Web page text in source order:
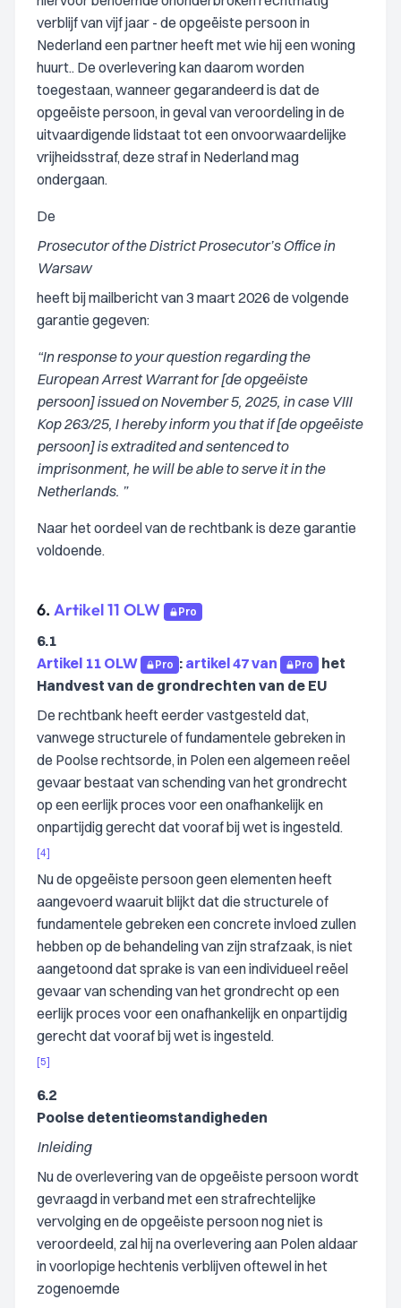
verblijf van vijf jaar - de opgeëiste persoon in
Nederland een partner heeft met wie hij een woning
huurt.. De overlevering kan daarom worden
toegestaan, wanneer gegarandeerd is dat de
opgeëiste persoon, in geval van veroordeling in de
uitvaardigende lidstaat tot een onvoorwaardelijke
vrijheidsstraf, deze straf in Nederland mag
ondergaan.
De
Prosecutor of the District Prosecutor’s Office in
Warsaw
heeft bij mailbericht van 3 maart 2026 de volgende
garantie gegeven:
“In response to your question regarding the
European Arrest Warrant for [de opgeëiste
persoon] issued on November 5, 2025, in case VIII
Kop 263/25, I hereby inform you that if [de opgeëiste
persoon] is extradited and sentenced to
imprisonment, he will be able to serve it in the
Netherlands. ”
Naar het oordeel van de rechtbank is deze garantie
voldoende.
6. Artikel 11 OLW Pro
6.1
Artikel 11 OLW
Pro : artikel 47 van Pro
het
Handvest van de grondrechten van de EU
De rechtbank heeft eerder vastgesteld dat,
vanwege structurele of fundamentele gebreken in
de Poolse rechtsorde, in Polen een algemeen reëel
gevaar bestaat van schending van het grondrecht
op een eerlijk proces voor een onafhankelijk en
onpartijdig gerecht dat vooraf bij wet is ingesteld.
[4]
Nu de opgeëiste persoon geen elementen heeft
aangevoerd waaruit blijkt dat die structurele of
fundamentele gebreken een concrete invloed zullen
hebben op de behandeling van zijn strafzaak, is niet
aangetoond dat sprake is van een individueel reëel
gevaar van schending van het grondrecht op een
eerlijk proces voor een onafhankelijk en onpartijdig
gerecht dat vooraf bij wet is ingesteld.
[5]
6.2
Poolse detentieomstandigheden
Inleiding
Nu de overlevering van de opgeëiste persoon wordt
gevraagd in verband met een strafrechtelijke
vervolging en de opgeëiste persoon nog niet is
veroordeeld, zal hij na overlevering aan Polen aldaar
in voorlopige hechtenis verblijven oftewel in het
zogenoemde